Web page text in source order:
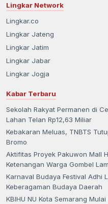
Lingkar Network
Lingkar.co
Lingkar Jateng
Lingkar Jatim
Lingkar Jabar
Lingkar Jogja
Kabar Terbaru
Sekolah Rakyat Permanen di
Lahan Telan Rp12,63 Miliar
Kebakaran Meluas, TNBTS
Bromo
Aktifitas Proyek Pakuwon Mall
Ketenangan Warga Gombel
Karnaval Budaya Festival Adhi
Keberagaman Budaya Daerah
KBIHU NU Kota Semarang